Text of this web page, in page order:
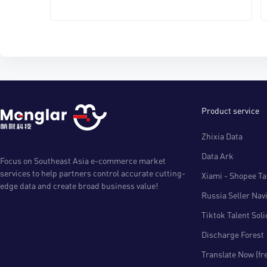
Focus on Southeast Asia e-commerce market
services to help partners control accurate cutting-
edge data and create broad business value!
Product service
Zhixia Data
Data Ark
Xiami - Shopee
Russia Seller
Tiktok Talent
Discharge Forest
Translate Now